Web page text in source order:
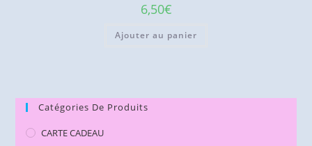
6,50€
Ajouter au panier
Catégories De Produits
CARTE CADEAU